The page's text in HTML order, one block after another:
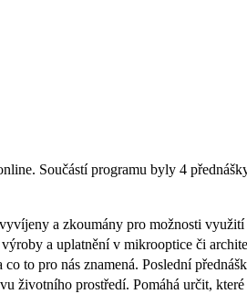
Součástí programu byly 4
a zkoumány pro možnosti
a uplatnění v mikrooptice či
to pro nás znamená. Poslední
životního prostředí. Pomáhá určit,